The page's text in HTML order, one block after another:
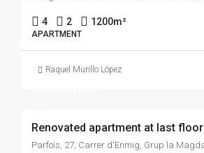
4 2 1200m²
APARTMENT
Raquel Murillo López
Renovated apartment at last floor